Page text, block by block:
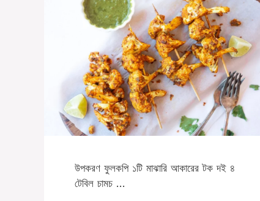
উপকরণ ফুলকপি ১টি মাঝারি আকারের টক দই ৪
টেবিল চামচ …